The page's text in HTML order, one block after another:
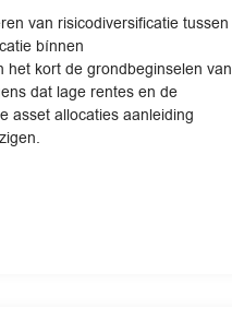
van risicodiversificatie tussen
bínnen
het kort de grondbeginselen van
dat lage rentes en de
asset allocaties aanleiding